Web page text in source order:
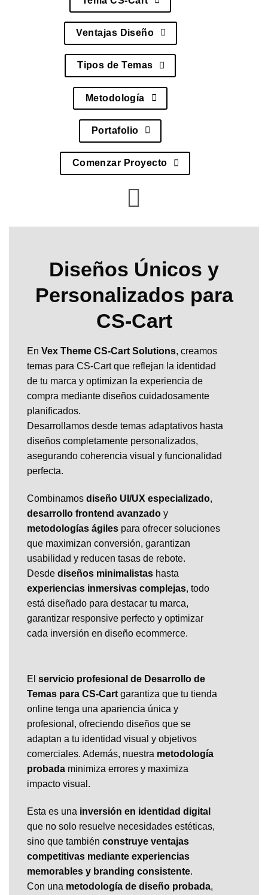
Ventajas Diseño
Tipos de Temas
Metodología
Portafolio
Comenzar Proyecto
Diseños Únicos y
Personalizados para
CS-Cart
En Vex Theme CS-Cart Solutions, creamos
temas para CS-Cart que reflejan la identidad
de tu marca y optimizan la experiencia de
compra mediante diseños cuidadosamente
planificados.
Desarrollamos desde temas adaptativos hasta
diseños completamente personalizados,
asegurando coherencia visual y funcionalidad
perfecta.
Combinamos diseño UI/UX especializado,
desarrollo frontend avanzado y
metodologías ágiles para ofrecer soluciones
que maximizan conversión, garantizan
usabilidad y reducen tasas de rebote.
Desde diseños minimalistas hasta
experiencias inmersivas complejas, todo
está diseñado para destacar tu marca,
garantizar responsive perfecto y optimizar
cada inversión en diseño ecommerce.
El servicio profesional de Desarrollo de
Temas para CS-Cart garantiza que tu tienda
online tenga una apariencia única y
profesional, ofreciendo diseños que se
adaptan a tu identidad visual y objetivos
comerciales. Además, nuestra metodología
probada minimiza errores y maximiza
impacto visual.
Esta es una inversión en identidad digital
que no solo resuelve necesidades estéticas,
sino que también construye ventajas
competitivas mediante experiencias
memorables y branding consistente.
Con una metodología de diseño probada,